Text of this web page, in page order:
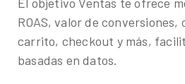
ROAS, valor de
carrito, checkout y más,
basadas en datos.